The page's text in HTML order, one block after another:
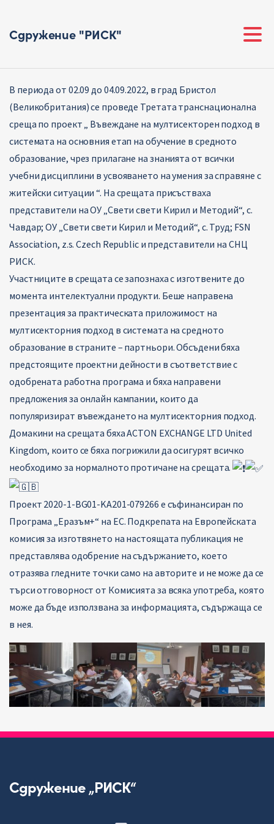
Сдружение "РИСК"
В периода от 02.09 до 04.09.2022, в град Бристол
(Великобритания) се проведе Третата транснационална
среща по проект „ Въвеждане на мултисекторен подход в
системата на основния етап на обучение в средното
образование, чрез прилагане на знанията от всички
учебни дисциплини в усвояването на умения за справяне с
житейски ситуации “. На срещата присъстваха
представители на ОУ „Свети свети Кирил и Методий“, с.
Чавдар; ОУ „Свети свети Кирил и Методий“, с. Труд; FSN
Association, z.s. Czech Republic и представители на СНЦ
РИСК.
Участниците в срещата се запознаха с изготвените до
момента интелектуални продукти. Беше направена
презентация за практическата приложимост на
мултисекторния подход в системата на средното
образование в страните – партньори. Обсъдени бяха
предстоящите проектни дейности в съответствие с
одобрената работна програма и бяха направени
предложения за онлайн кампании, които да
популяризират въвеждането на мултисекторния подход.
Домакини на срещата бяха ACTON EXCHANGE LTD United
Kingdom, които се бяха погрижили да осигурят всичко
необходимо за нормалното протичане на срещата.
Проект 2020-1-BG01-KA201-079266 е съфинансиран по
Програма „Еразъм+“ на ЕС. Подкрепата на Европейската
комисия за изготвянето на настоящата публикация не
представлява одобрение на съдържанието, което
отразява гледните точки само на авторите и не може да се
търси отговорност от Комисията за всяка употреба, която
може да бъде използвана за информацията, съдържаща се
в нея.
Сдружение „РИСК“